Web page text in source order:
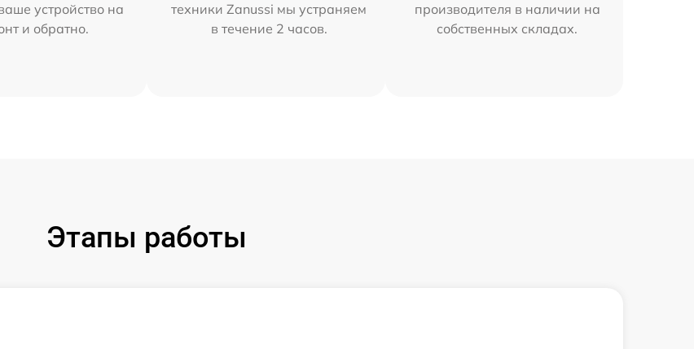
устройство на
и обратно.
техники Zanussi мы устраняем
в течение 2 часов.
производителя в наличии на
собственных складах.
Этапы работы